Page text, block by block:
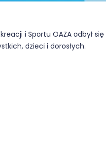
i Sportu OAZA odbył się
dzieci i dorosłych.